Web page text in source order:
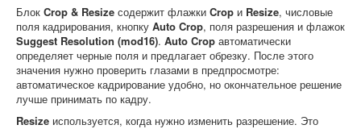
Блок Crop & Resize содержит флажки Crop и Resize, числовые
поля кадрирования, кнопку Auto Crop, поля разрешения и флажок
Suggest Resolution (mod16). Auto Crop автоматически
определяет черные поля и предлагает обрезку. После этого
значения нужно проверить глазами в предпросмотре:
автоматическое кадрирование удобно, но окончательное решение
лучше принимать по кадру.
Resize используется, когда нужно изменить разрешение. Это